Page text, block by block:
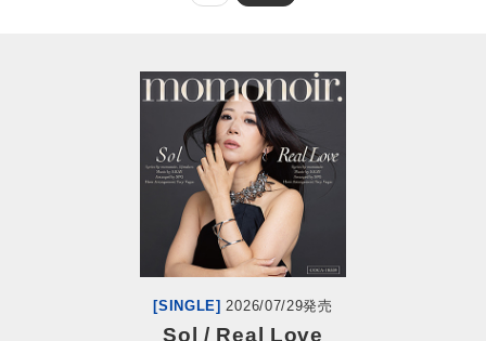
[SINGLE] 2026/07/29発売
Sol / Real Love